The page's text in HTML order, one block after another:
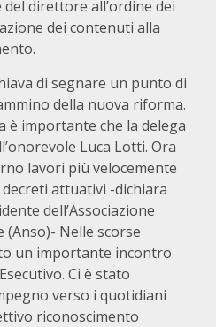
direttore all’ordine dei
dei contenuti alla
di segnare un punto di
della nuova riforma.
è importante che la delega
Luca Lotti. Ora
lavori più velocemente
attuativi -dichiara
dell’Associazione
Nelle scorse
un importante incontro
Ci è stato
verso i quotidiani
riconoscimento